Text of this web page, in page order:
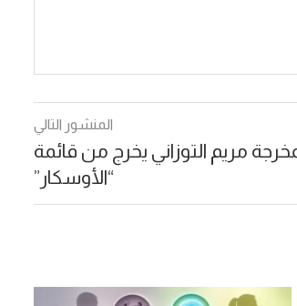
المنشور التالي
مريم التوزاني يخرج من قائمة
“الأوسكار”